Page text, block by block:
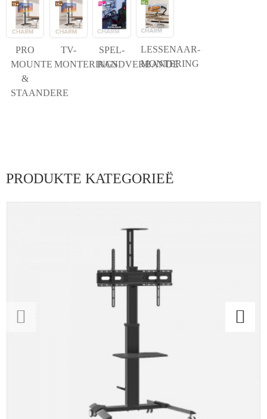
PRO
MOUNTE
&
STAANDERE
TV-
MONTERINGS
SPEL-
RANDVERBANDE
LESSENAAR-
MONTERING
PRODUKTE KATEGORIEË